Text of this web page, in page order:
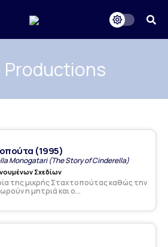
(1995)
Monogatari (The Story of Cinderella)
Σχεδίων
της μικρής Σταχτοπούτας καθώς την
η μητριά και ο...